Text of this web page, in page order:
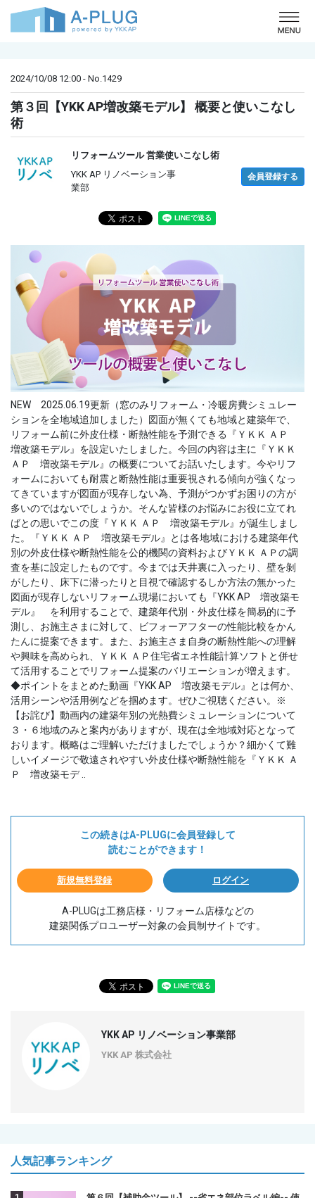
2024/10/08 12:00 - No.1429
第３回【YKK AP増改築モデル】 概要と使いこなし
術
リフォームツール 営業使いこなし術
YKK AP リノベーション事
業部
会員登録する
NEW 2025.06.19更新（窓のみリフォーム・冷暖房費シミュレー
ションを全地域追加しました）図面が無くても地域と建築年で、
リフォーム前に外皮仕様・断熱性能を予測できる『ＹＫＫ ＡＰ
増改築モデル』を設定いたしました。今回の内容は主に『ＹＫＫ
ＡＰ 増改築モデル』の概要についてお話いたします。今やリフ
ォームにおいても耐震と断熱性能は重要視される傾向が強くなっ
てきていますが図面が現存しない為、予測がつかずお困りの方が
多いのではないでしょうか。そんな皆様のお悩みにお役に立てれ
ばとの思いでこの度『ＹＫＫ ＡＰ 増改築モデル』が誕生しまし
た。『ＹＫＫ ＡＰ 増改築モデル』とは各地域における建築年代
別の外皮仕様や断熱性能を公的機関の資料およびＹＫＫ ＡＰの調
査を基に設定したものです。今までは天井裏に入ったり、壁を剝
がしたり、床下に潜ったりと目視で確認するしか方法の無かった
図面が現存しないリフォーム現場においても『YKK AP 増改築モ
デル』 を利用することで、建築年代別・外皮仕様を簡易的に予
測し、お施主さまに対して、ビフォーアフターの性能比較をかん
たんに提案できます。また、お施主さま自身の断熱性能への理解
や興味を高められ、ＹＫＫ ＡＰ住宅省エネ性能計算ソフトと併せ
て活用することでリフォーム提案のバリエーションが増えます。
◆ポイントをまとめた動画『YKK AP 増改築モデル』とは何か、
活用シーンや活用例などを掴めます。ぜひご視聴ください。※
【お詫び】動画内の建築年別の光熱費シミュレーションについて
３・６地域のみと案内がありますが、現在は全地域対応となって
おります。概略はご理解いただけましたでしょうか？細かくて難
しいイメージで敬遠されやすい外皮仕様や断熱性能を『ＹＫＫ Ａ
Ｐ 増改築モデ ..
この続きはA-PLUGに会員登録して
読むことができます！
新規無料登録 ログイン
A-PLUGは工務店様・リフォーム店様などの
建築関係プロユーザー対象の会員制サイトです。
YKK AP リノベーション事業部
YKK AP 株式会社
人気記事ランキング